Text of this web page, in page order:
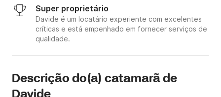
Super proprietário
Davide é um locatário experiente com excelentes
críticas e está empenhado em fornecer serviços de
qualidade.
Descrição do(a) catamarã de